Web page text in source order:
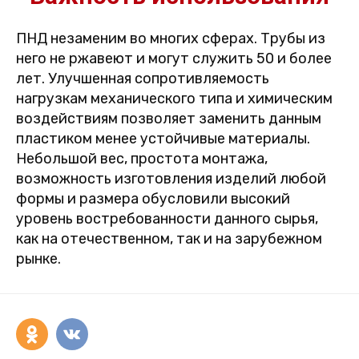
ПНД незаменим во многих сферах. Трубы из
него не ржавеют и могут служить 50 и более
лет. Улучшенная сопротивляемость
нагрузкам механического типа и химическим
воздействиям позволяет заменить данным
пластиком менее устойчивые материалы.
Небольшой вес, простота монтажа,
возможность изготовления изделий любой
формы и размера обусловили высокий
уровень востребованности данного сырья,
как на отечественном, так и на зарубежном
рынке.